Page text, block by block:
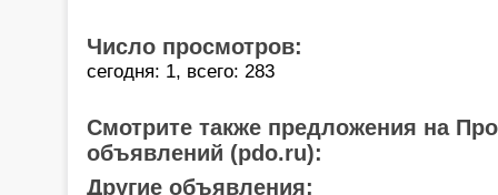
Число просмотров:
сегодня: 1, всего: 283
Смотрите также предложения на
объявлений (pdo.ru):
Другие объявления: